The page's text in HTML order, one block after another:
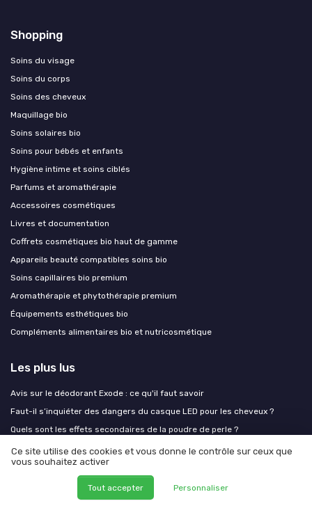
Shopping
Soins du visage
Soins du corps
Soins des cheveux
Maquillage bio
Soins solaires bio
Soins pour bébés et enfants
Hygiène intime et soins ciblés
Parfums et aromathérapie
Accessoires cosmétiques
Livres et documentation
Coffrets cosmétiques bio haut de gamme
Appareils beauté compatibles soins bio
Soins capillaires bio premium
Aromathérapie et phytothérapie premium
Équipements esthétiques bio
Compléments alimentaires bio et nutricosmétique
Les plus lus
Avis sur le déodorant Exode : ce qu'il faut savoir
Faut-il s’inquiéter des dangers du casque LED pour les cheveux ?
Quels sont les effets secondaires de la poudre de perle ?
Les risques potentiels de la coloration Khadi
Casting creme gloss : tout ce que vous devez savoir sur la coloration
sans ammoniaque
Ce site utilise des cookies et vous donne le contrôle sur ceux que
vous souhaitez activer
Tout accepter Personnaliser